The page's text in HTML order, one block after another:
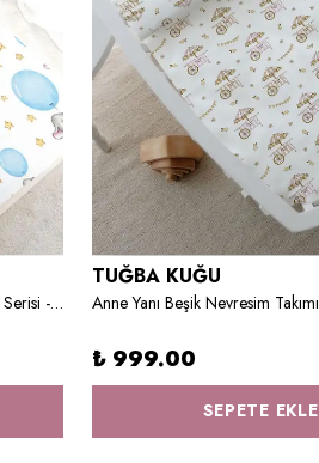
Tek Kişilik Lastikli Çarşaf Seti - For Baby Serisi - Mavi Büyük Balonlu Fil
TUĞBA KUĞU
₺ 999.00
SEPETE EKLE